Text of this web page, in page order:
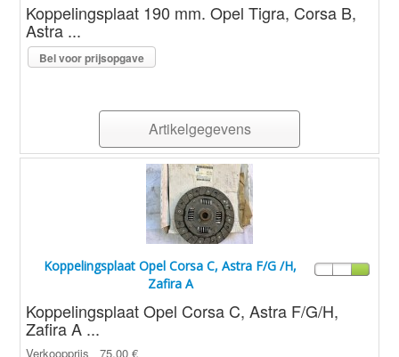
Koppelingsplaat 190 mm. Opel Tigra, Corsa B,
Astra ...
Bel voor prijsopgave
Artikelgegevens
Koppelingsplaat Opel Corsa C, Astra F/G /H,
Zafira A
Koppelingsplaat Opel Corsa C, Astra F/G/H,
Zafira A ...
Verkoopprijs 75,00 €